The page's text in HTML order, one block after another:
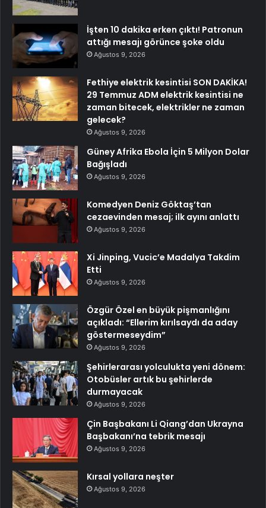
İşten 10 dakika erken çıktı! Patronun
attığı mesajı görünce şoke oldu
Ağustos 9, 2026
Fethiye elektrik kesintisi SON DAKİKA!
29 Temmuz ADM elektrik kesintisi ne
zaman bitecek, elektrikler ne zaman
gelecek?
Ağustos 9, 2026
Güney Afrika Ebola İçin 5 Milyon Dolar
Bağışladı
Ağustos 9, 2026
Komedyen Deniz Göktaş’tan
cezaevinden mesaj; ilk ayını anlattı
Ağustos 9, 2026
Xi Jinping, Vucic’e Madalya Takdim
Etti
Ağustos 9, 2026
Özgür Özel en büyük pişmanlığını
açıkladı: “Ellerim kırılsaydı da aday
göstermeseydim”
Ağustos 9, 2026
Şehirlerarası yolculukta yeni dönem:
Otobüsler artık bu şehirlerde
durmayacak
Ağustos 9, 2026
Çin Başbakanı Li Qiang’dan Ukrayna
Başbakanı’na tebrik mesajı
Ağustos 9, 2026
Kırsal yollara neşter
Ağustos 9, 2026